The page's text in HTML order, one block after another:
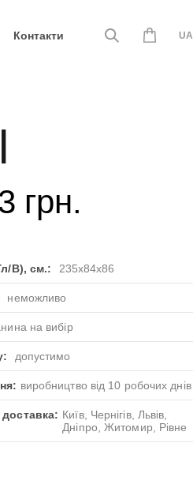
Контакти UA
грн.
В), см.: 235x84x86
неможливо
на вибір
допустимо
виробництво від 10 робочих днів
Київ, Чернігів, Львів,
Дніпро, Житомир, Рівне